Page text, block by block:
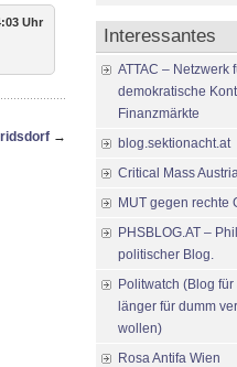
Uhr
→
Interessantes
ATTAC – Netzwerk
demokratische
Finanzmärkte
blog.sektionacht.at
Critical Mass
MUT gegen rechte
PHSBLOG.AT –
politischer Blog.
Politwatch (Blog
länger für dumm
wollen)
Rosa Antifa Wien